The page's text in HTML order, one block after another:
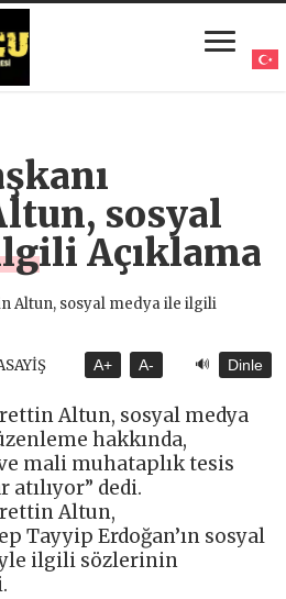
sosyal
Açıklama
A+ A- 🔊 Dinle
Altun, sosyal medya
hakkında,
mali muhataplık tesis
dedi.
Altun,
Tayyip Erdoğan’ın sosyal
ilgili sözlerinin